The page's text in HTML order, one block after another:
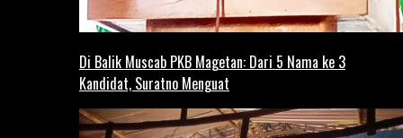
Di Balik Muscab PKB Magetan: Dari 5 Nama ke 3
Kandidat, Suratno Menguat